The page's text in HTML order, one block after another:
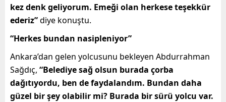
kez denk geliyorum. Emeği olan herkese teşekkür
ederiz”diye konuştu.
“Herkes bundan nasipleniyor”
Ankara’dan gelen yolcusunu bekleyen Abdurrahman
Sağdıç, “Belediye sağ olsun burada çorba
dağıtıyordu, ben de faydalandım. Bundan daha
güzel bir şey olabilir mi? Burada bir sürü yolcu var.